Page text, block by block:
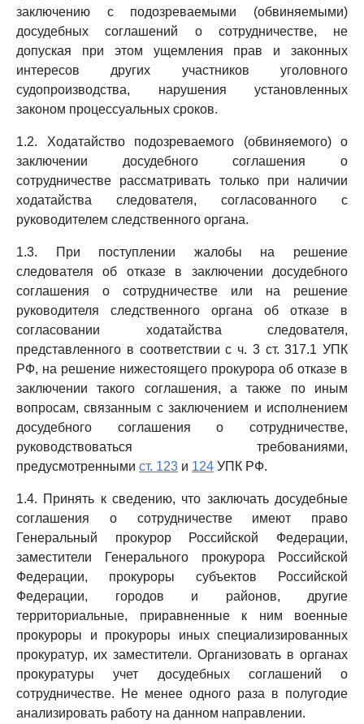
заключению с подозреваемыми (обвиняемыми)
досудебных соглашений о сотрудничестве, не
допуская при этом ущемления прав и законных
интересов других участников уголовного
судопроизводства, нарушения установленных
законом процессуальных сроков.
1.2. Ходатайство подозреваемого (обвиняемого) о
заключении досудебного соглашения о
сотрудничестве рассматривать только при наличии
ходатайства следователя, согласованного с
руководителем следственного органа.
1.3. При поступлении жалобы на решение
следователя об отказе в заключении досудебного
соглашения о сотрудничестве или на решение
руководителя следственного органа об отказе в
согласовании ходатайства следователя,
представленного в соответствии с ч. 3 ст. 317.1 УПК
РФ, на решение нижестоящего прокурора об отказе в
заключении такого соглашения, а также по иным
вопросам, связанным с заключением и исполнением
досудебного соглашения о сотрудничестве,
руководствоваться требованиями,
предусмотренными ст. 123 и 124 УПК РФ.
1.4. Принять к сведению, что заключать досудебные
соглашения о сотрудничестве имеют право
Генеральный прокурор Российской Федерации,
заместители Генерального прокурора Российской
Федерации, прокуроры субъектов Российской
Федерации, городов и районов, другие
территориальные, приравненные к ним военные
прокуроры и прокуроры иных специализированных
прокуратур, их заместители. Организовать в органах
прокуратуры учет досудебных соглашений о
сотрудничестве. Не менее одного раза в полугодие
анализировать работу на данном направлении.